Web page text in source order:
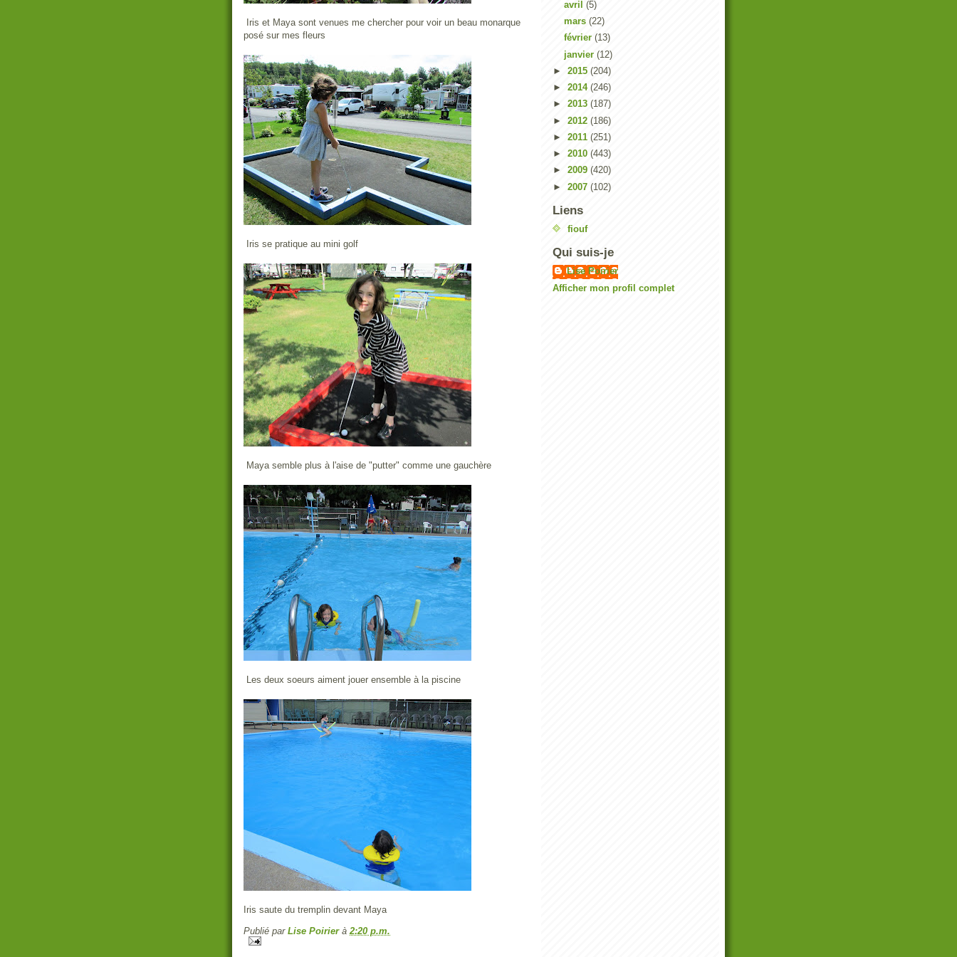
Iris et Maya sont venues me chercher pour voir un beau monarque
posé sur mes fleurs
Iris se pratique au mini golf
Maya semble plus à l'aise de "putter" comme une gauchère
Les deux soeurs aiment jouer ensemble à la piscine
Iris saute du tremplin devant Maya
Publié par Lise Poirier à2:20 p.m.
avril (5)
mars (22)
février (13)
janvier (12)
► 2015 (204)
► 2014 (246)
► 2013 (187)
► 2012 (186)
► 2011 (251)
► 2010 (443)
► 2009 (420)
► 2007 (102)
Liens
fiouf
Qui suis-je
Lise Poirier
Afficher mon profil complet